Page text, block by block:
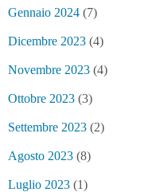
Gennaio 2024 (7)
Dicembre 2023 (4)
Novembre 2023 (4)
Ottobre 2023 (3)
Settembre 2023 (2)
Agosto 2023 (8)
Luglio 2023 (1)